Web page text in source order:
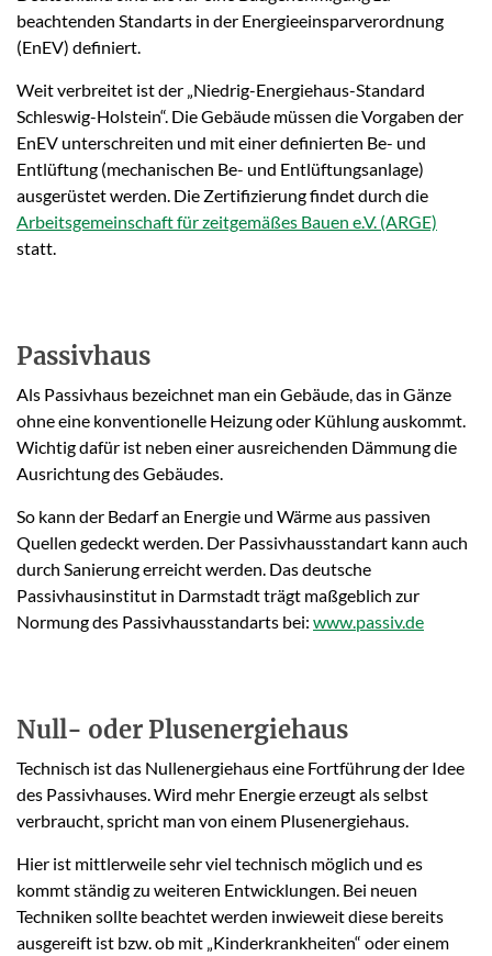
beachtenden Standarts in der Energieeinsparverordnung
(EnEV) definiert.
Weit verbreitet ist der „Niedrig-Energiehaus-Standard
Schleswig-Holstein“. Die Gebäude müssen die Vorgaben der
EnEV unterschreiten und mit einer definierten Be- und
Entlüftung (mechanischen Be- und Entlüftungsanlage)
ausgerüstet werden. Die Zertifizierung findet durch die
Arbeitsgemeinschaft für zeitgemäßes Bauen e.V. (ARGE)
statt.
Passivhaus
Als Passivhaus bezeichnet man ein Gebäude, das in Gänze
ohne eine konventionelle Heizung oder Kühlung auskommt.
Wichtig dafür ist neben einer ausreichenden Dämmung die
Ausrichtung des Gebäudes.
So kann der Bedarf an Energie und Wärme aus passiven
Quellen gedeckt werden. Der Passivhausstandart kann auch
durch Sanierung erreicht werden. Das deutsche
Passivhausinstitut in Darmstadt trägt maßgeblich zur
Normung des Passivhausstandarts bei: www.passiv.de
Null- oder Plusenergiehaus
Technisch ist das Nullenergiehaus eine Fortführung der Idee
des Passivhauses. Wird mehr Energie erzeugt als selbst
verbraucht, spricht man von einem Plusenergiehaus.
Hier ist mittlerweile sehr viel technisch möglich und es
kommt ständig zu weiteren Entwicklungen. Bei neuen
Techniken sollte beachtet werden inwieweit diese bereits
ausgereift ist bzw. ob mit „Kinderkrankheiten“ oder einem